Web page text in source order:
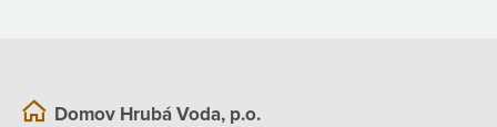
Domov Hrubá Voda, p.o.